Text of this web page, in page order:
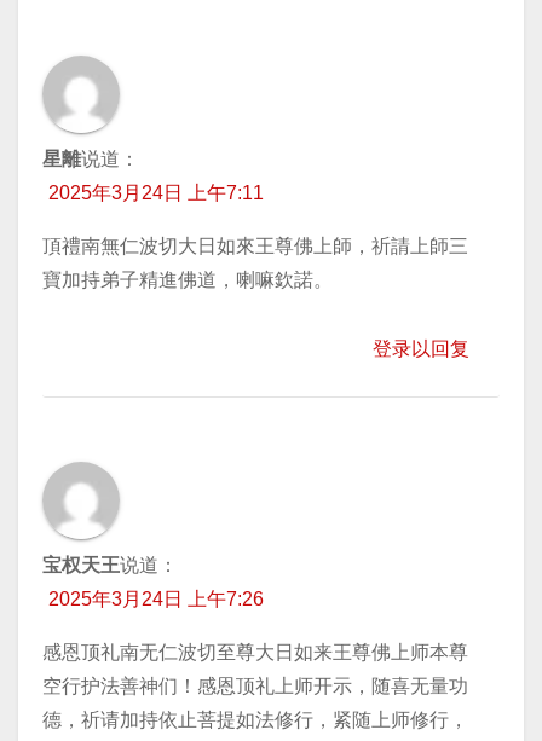
星離说道：
2025年3月24日 上午7:11
頂禮南無仁波切大日如來王尊佛上師，祈請上師三
寶加持弟子精進佛道，喇嘛欽諾。
登录以回复
宝权天王说道：
2025年3月24日 上午7:26
感恩顶礼南无仁波切至尊大日如来王尊佛上师本尊
空行护法善神们！感恩顶礼上师开示，随喜无量功
德，祈请加持依止菩提如法修行，紧随上师修行，